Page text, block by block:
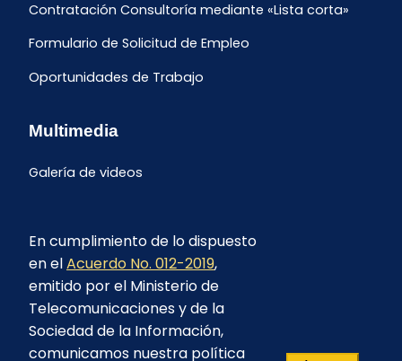
Contratación Consultoría mediante «Lista corta»
Formulario de Solicitud de Empleo
Oportunidades de Trabajo
Multimedia
Galería de videos
En cumplimiento de lo dispuesto
en elAcuerdo No. 012-2019,
emitido por el Ministerio de
Telecomunicaciones y de la
Sociedad de la Información,
comunicamos nuestra política